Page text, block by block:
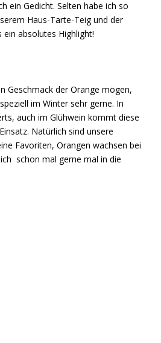
ein Gedicht. Selten habe ich so
Haus-Tarte-Teig und der
absolutes Highlight!
Geschmack der Orange mögen,
im Winter sehr gerne. In
auch im Glühwein kommt diese
Natürlich sind unsere
Favoriten, Orangen wachsen bei
schon mal gerne mal in die